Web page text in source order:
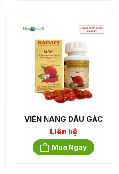
VIÊN NANG DẦU GẤC
Liên hệ
Mua Ngay